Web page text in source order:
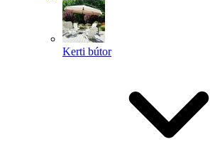
Kerti bútor